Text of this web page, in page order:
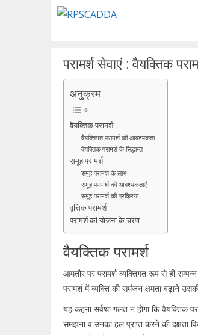
परामर्श सेवाएं : वैयक्तिक
अनुक्रम
वैयक्तिक परामर्श
वैयक्तिगत परामर्श की आवश्यकता
वैयक्तिक परामर्श के सिद्धान्त
समूह परामर्श
समूह परामर्श के लाभ
समूह परामर्श की आवश्यकताएँ
समूह परामर्श की प्रक्रिया
वृत्तिक परामर्श
परामर्श की योजना के चरण
वैयक्तिक परामर्श
आमतौर पर परामर्श व्यक्तिगत रूप से ही
परामर्श में व्यक्ति की समंजन क्षमता बढ़ाने
यह कहना सर्वथा गलत न होगा कि वैयक्तिक
समझना व उनका हल प्राप्त करने की दक्षता